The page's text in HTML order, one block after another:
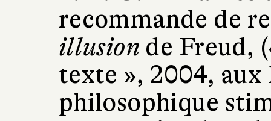
recommande de
illusion de Freud,
texte », 2004, aux
philosophique